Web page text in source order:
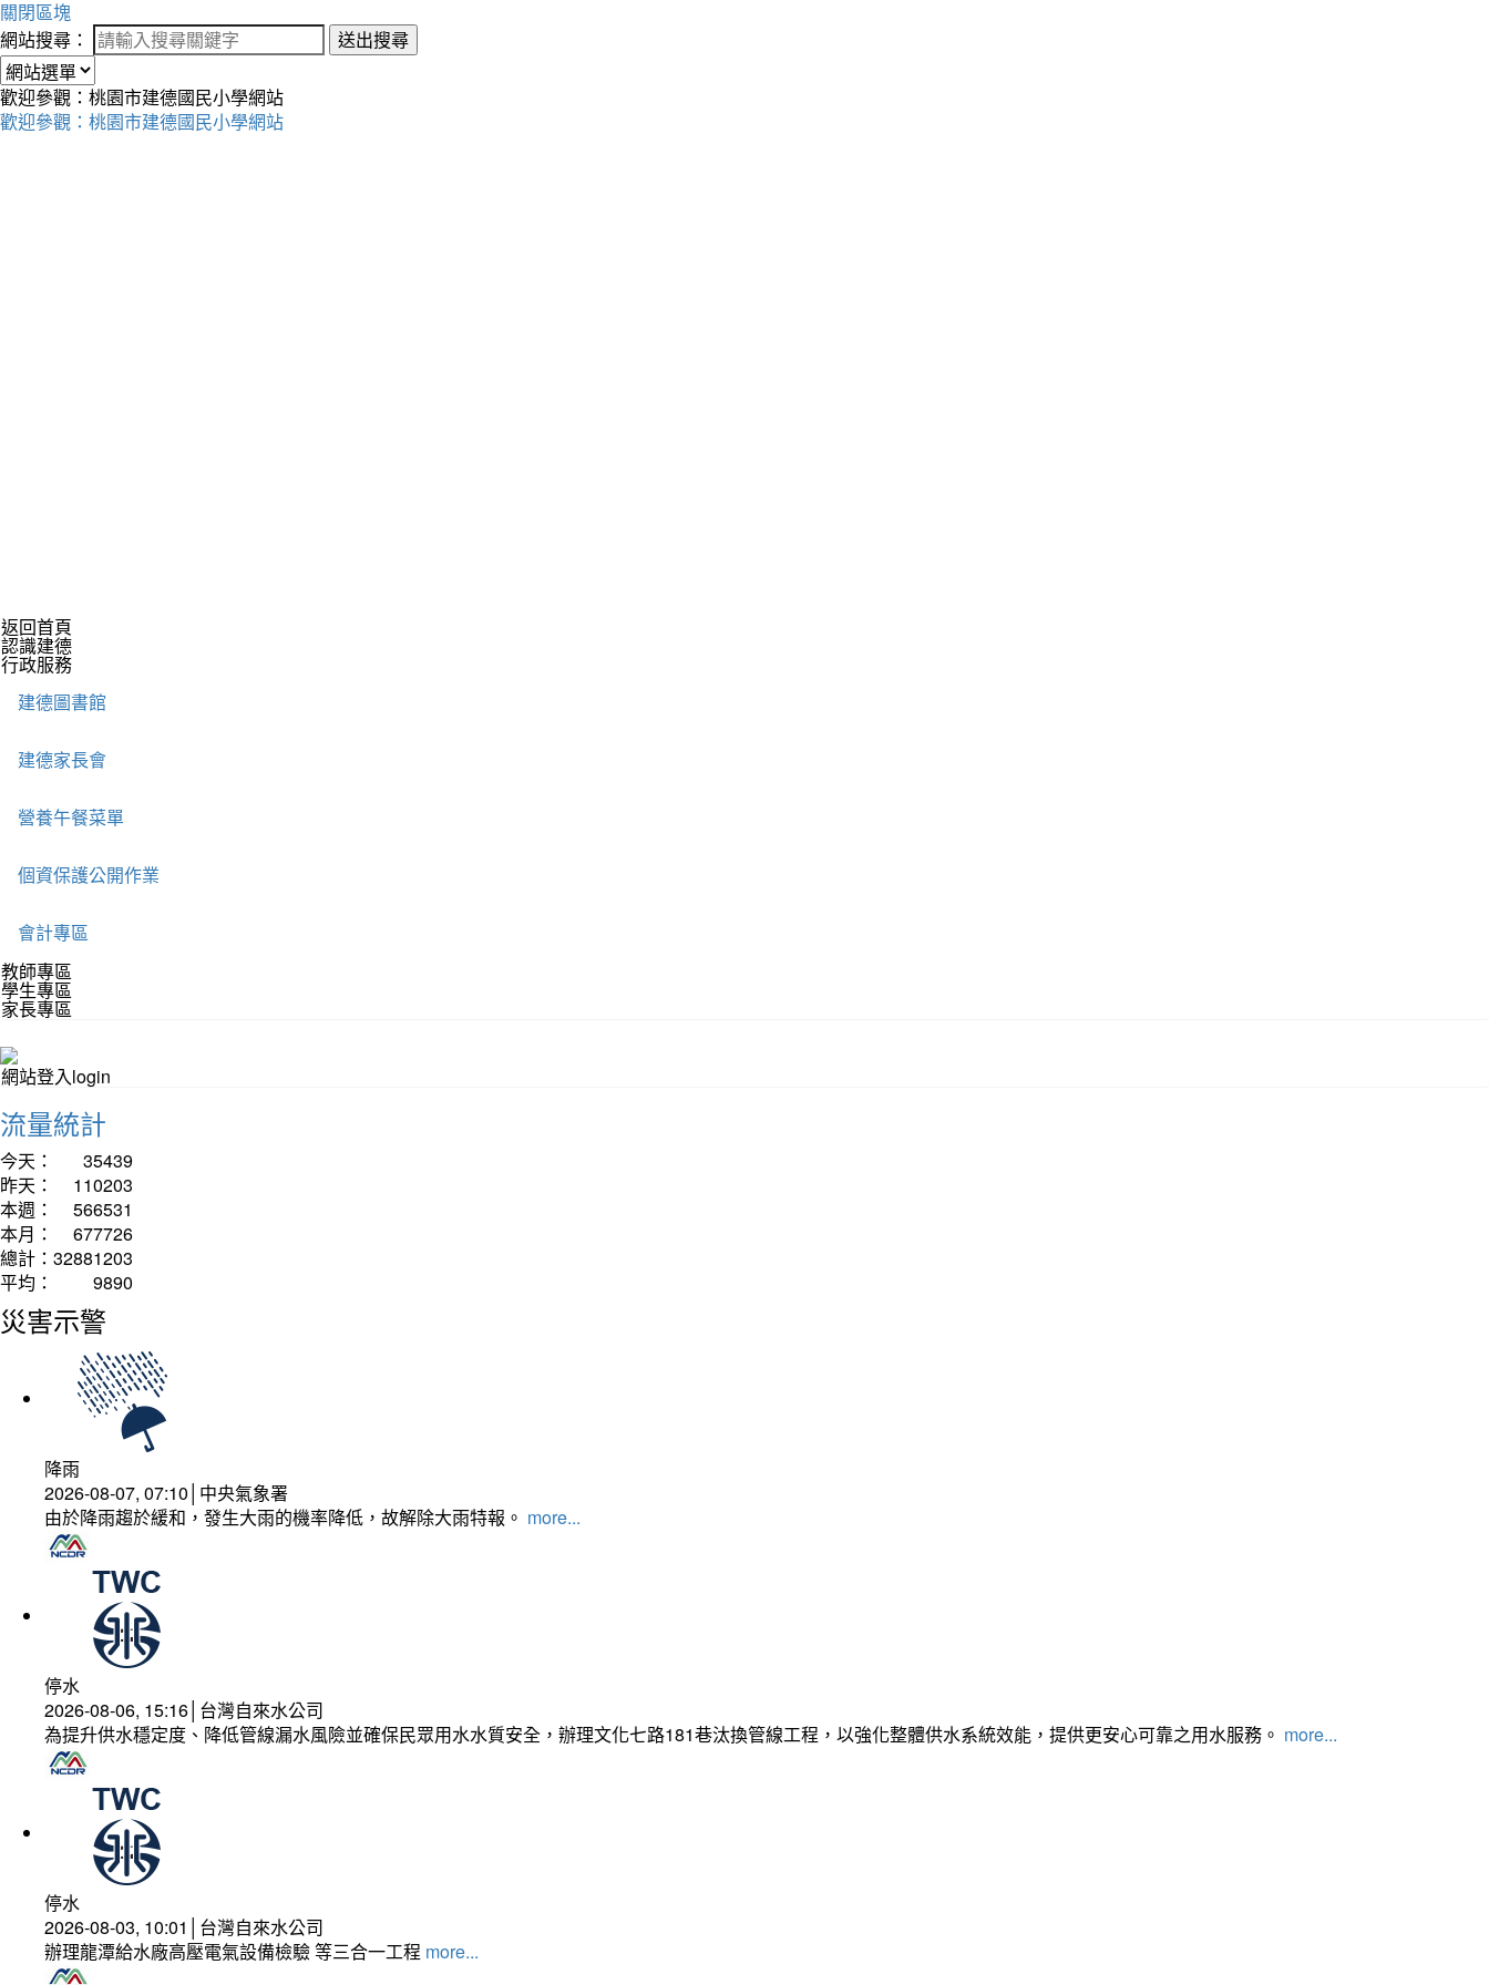
關閉區塊
網站搜尋：
送出搜尋
歡迎參觀：桃園市建德國民小學網站
歡迎參觀：桃園市建德國民小學網站
返回首頁
認識建德
行政服務
建德圖書館
建德家長會
營養午餐菜單
個資保護公開作業
會計專區
教師專區
學生專區
家長專區
網站登入login
流量統計
今天：
35439
昨天：
110203
本週：
566531
本月：
677726
總計： 32881203
平均：
9890
災害示警
降雨
2026-08-07, 07:10│中央氣象署
由於降雨趨於緩和，發生大雨的機率降低，故解除大雨特報。 more...
停水
2026-08-06, 15:16│台灣自來水公司
為提升供水穩定度、降低管線漏水風險並確保民眾用水水質安全，辦理文化七路181巷汰換管線工程，以強化整體供水系統效能，提供更安心可靠之用水服務。 more...
停水
2026-08-03, 10:01│台灣自來水公司
辦理龍潭給水廠高壓電氣設備檢驗 等三合一工程 more...